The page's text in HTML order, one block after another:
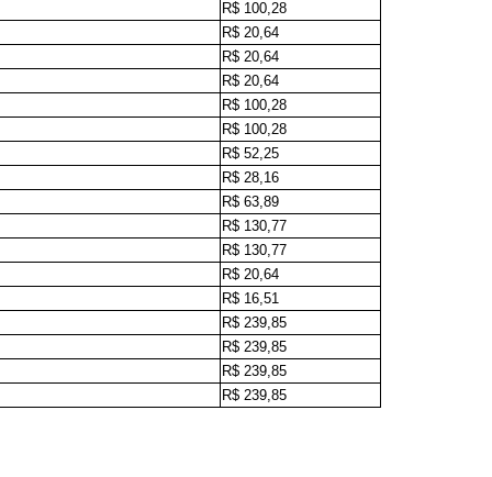
R$ 100,28
R$ 20,64
R$ 20,64
R$ 20,64
R$ 100,28
R$ 100,28
R$ 52,25
R$ 28,16
R$ 63,89
R$ 130,77
R$ 130,77
R$ 20,64
R$ 16,51
R$ 239,85
R$ 239,85
R$ 239,85
R$ 239,85